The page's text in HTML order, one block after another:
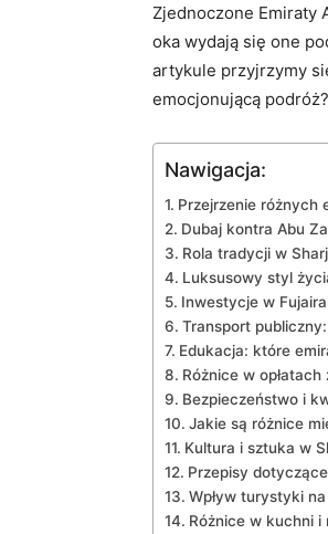
Zjednoczone Emiraty
oka wydają się⁢ one
artykule przyjrzymy
emocjonującą
Nawigacja:
Przejrzenie różnych
Dubaj kontra Abu
Rola tradycji w
Luksusowy styl
Inwestycje w⁢
Transport
Edukacja: ⁤które
Różnice w
Bezpieczeństwo i
Jakie są różnice
Kultura i sztuka w
Przepisy
Wpływ turystyki
Różnice w kuchni i